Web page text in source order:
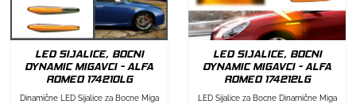
LED SIJALICE, BOCNI
DYNAMIC MIGAVCI - ALFA
ROMEO 174210LG
Dinamične LED Sijalice za Bocne Miga
LED SIJALICE, BOCNI
DYNAMIC MIGAVCI - ALFA
ROMEO 174212LG
LED Sijalice za Bocne Dinamične Miga